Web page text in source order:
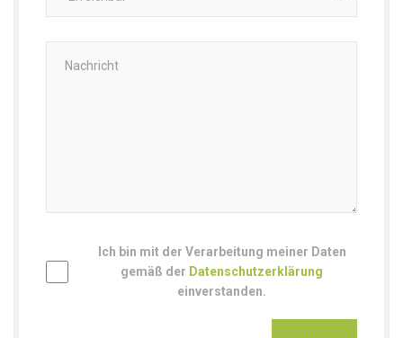
Ich bin mit der Verarbeitung meiner Daten
gemäß der Datenschutzerklärung
einverstanden.